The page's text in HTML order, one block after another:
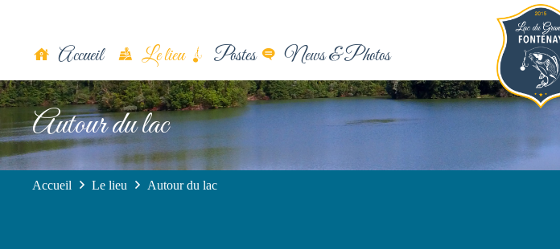
Accueil Le lieu Postes News & Photos
Autour du lac
Accueil Le lieu Autour du lac